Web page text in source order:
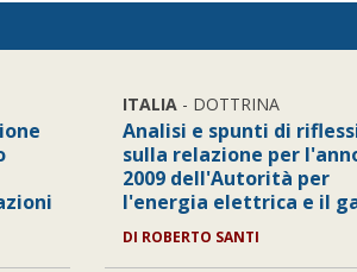
ITALIA- DOTTRINA
Analisi e spunti di
sulla relazione per
2009 dell'Autorità per
l'energia elettrica e il
DI ROBERTO SANTI